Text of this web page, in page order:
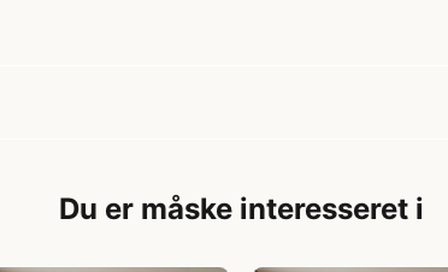
Du er måske interesseret i